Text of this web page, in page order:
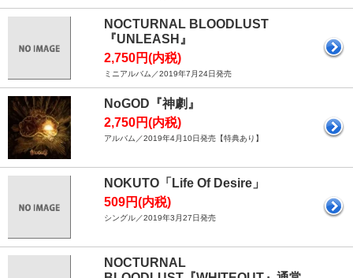
NOCTURNAL BLOODLUST
『UNLEASH』
2,750円(内税)
ミニアルバム／2019年7月24日発売
NoGOD『神劇』
2,750円(内税)
アルバム／2019年4月10日発売【特典あり】
NOKUTO「Life Of Desire」
509円(内税)
シングル／2019年3月27日発売
NOCTURNAL